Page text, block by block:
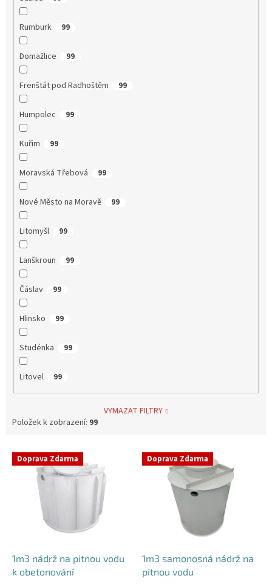
Rumburk 99
Domažlice 99
Frenštát pod Radhoštěm 99
Humpolec 99
Kuřim 99
Moravská Třebová 99
Nové Město na Moravě 99
Litomyšl 99
Lanškroun 99
Čáslav 99
Hlinsko 99
Studénka 99
Litovel 99
VYMAZAT FILTRY
Položek k zobrazení: 99
V Doprava Zdarma
1m3 nádrž na pitnou vodu
k obetonování
Doprava Zdarma
1m3 samonosná nádrž na
pitnou vodu